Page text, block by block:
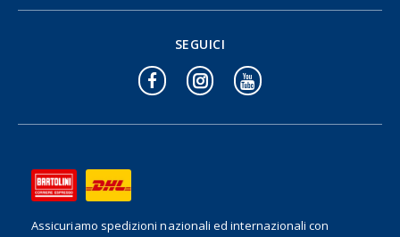
Assicuriamo spedizioni nazionali ed internazionalicon
SEGUICI